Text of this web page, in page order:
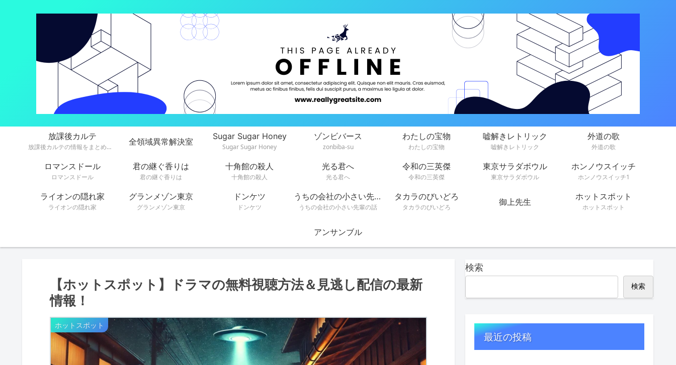
放課後カルテ
放課後カルテの情報をまとめています。
全領域異常解決室
Sugar Sugar Honey
Sugar Sugar Honey
ゾンビバース
zonbiba-su
わたしの宝物
わたしの宝物
嘘解きレトリック
嘘解きレトリック
外道の歌
外道の歌
ロマンスドール
ロマンスドール
君の継ぐ香りは
君の継ぐ香りは
十角館の殺人
十角館の殺人
光る君へ
光る君へ
令和の三英傑
令和の三英傑
東京サラダボウル
東京サラダボウル
ホンノウスイッチ
ホンノウスイッチ1
ライオンの隠れ家
ライオンの隠れ家
グランメゾン東京
グランメゾン東京
ドンケツ
ドンケツ
うちの会社の小さい先輩の話
うちの会社の小さい先輩の話
タカラのびいどろ
タカラのびいどろ
御上先生
ホットスポット
ホットスポット
アンサンブル
【ホットスポット】ドラマの無料視聴方法＆見逃し配信の最新
情報！
ホットスポット
検索
検索
最近の投稿